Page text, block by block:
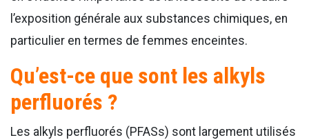
l’exposition générale aux substances chimiques, en
particulier en termes de femmes enceintes.
Qu’est-ce que sont les alkyls
perfluorés ?
Les alkyls perfluorés (PFASs) sont largement utilisés